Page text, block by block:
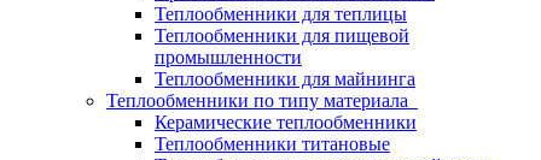
Теплообменники для теплицы
Теплообменники для пищевой
промышленности
Теплообменники для майнинга
Теплообменники по типу материала
Керамические теплообменники
Теплообменники титановые